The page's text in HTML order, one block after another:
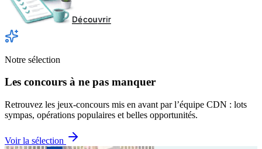
Notre sélection
Les concours à ne pas manquer
Retrouvez les jeux-concours mis en avant par l’équipe CDN : lots
sympas, opérations populaires et belles opportunités.
Voir la sélection